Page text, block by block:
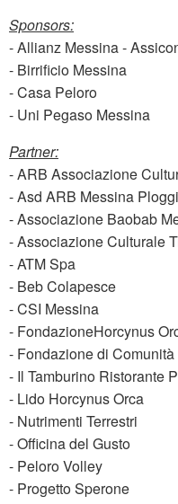
Sponsors:
- Allianz Messina -
- Birrificio Messina
- Casa Peloro
- Uni Pegaso Messina
Partner:
- ARB Associazione
- Asd ARB Messina
- Associazione Baobab
- Associazione Culturale
- ATM Spa
- Beb Colapesce
- CSI Messina
- FondazioneHorcynus
- Fondazione di Comunità
- Il Tamburino Ristorante
- Lido Horcynus Orca
- Nutrimenti Terrestri
- Officina del Gusto
- Peloro Volley
- Progetto Sperone